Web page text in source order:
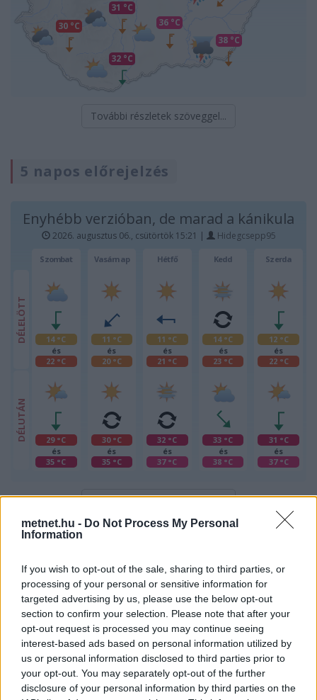
metnet.hu - Do Not Process My Personal
Information
If you wish to opt-out of the sale, sharing to third parties, or
processing of your personal or sensitive information for
targeted advertising by us, please use the below opt-out
section to confirm your selection. Please note that after your
opt-out request is processed you may continue seeing
interest-based ads based on personal information utilized by
us or personal information disclosed to third parties prior to
your opt-out. You may separately opt-out of the further
disclosure of your personal information by third parties on the
30 °C
31 °C
32 °C
36 °C
38 °C
További részletek szöveggel...
5 napos előrejelzés
Enyhébb verzióban, de marad a kánikula
2026. augusztus 06., csütörtök 15:21 | Hidegcsepp95
Szombat
DÉLELÖTT
14 °C
és
22 °C
DÉLUTÁN
29 °C
és
35 °C
Vasárnap
11 °C
és
20 °C
30 °C
és
35 °C
Hétfő
11 °C
és
21 °C
32 °C
és
37 °C
Kedd
14 °C
és
23 °C
33 °C
és
38 °C
Szerda
12 °C
és
22 °C
31 °C
és
37 °C
További részletek szöveggel...